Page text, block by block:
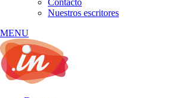
Contacto
Nuestros escritores
MENU